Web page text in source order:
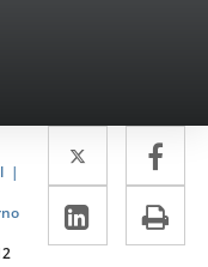
Twitter
Enlace
a
una
a
Linkedin
Enlace
a